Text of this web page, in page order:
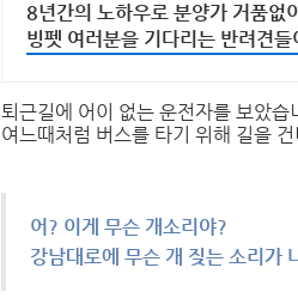
8년간의 노하우로 분양가 거품없
빙펫 여러분을 기다리는 반려견
퇴근길에 어이 없는 운전자를 보았습
여느때처럼 버스를 타기 위해 길을
어? 이게 무슨 개소리야?
강남대로에 무슨 개 짖는 소리가